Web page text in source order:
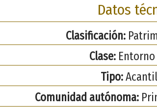
Datos
Clasificación:
Clase:
Tipo:
Comunidad autónoma: